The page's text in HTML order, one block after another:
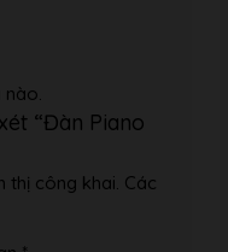
đàn có sẵn
Bản Về Việt
lẻ cho các hệ thống
đàn lớn – Mỗi năm
trực tiếp phân
lớp nhạc, cửa hàng
quốc !
nào.
“Đàn Piano
thị công khai. Các